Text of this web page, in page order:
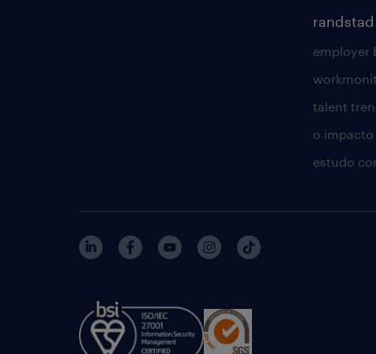
employer
talent
o
estudo